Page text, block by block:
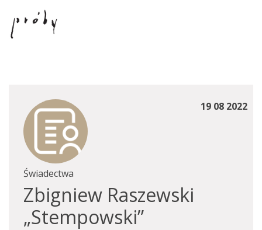
19 08 2022
Świadectwa
Zbigniew Raszewski
„Stempowski”